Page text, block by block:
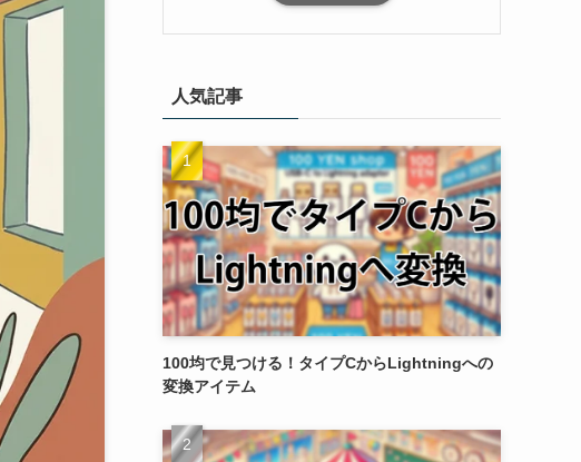
人気記事
100均で見つける！タイプCからLightningへの
変換アイテム